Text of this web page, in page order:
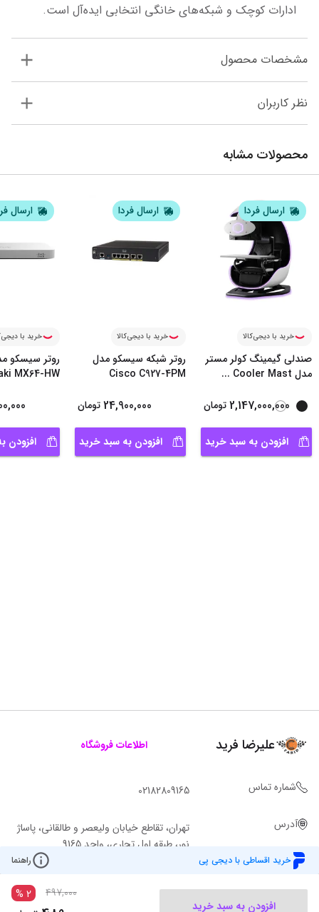
ادارات کوچک و شبکه‌های خانگی انتخابی ایده‌آل است.
مشخصات محصول
نظر کاربران
محصولات مشابه
ارسال فردا
خرید با دیجی‌کالا
صندلی گیمینگ کولر مستر
مدل Cooler Mast
...
2,147,000,000 تومان
افزودن به سبد خرید
ارسال فردا
خرید با دیجی‌کالا
روتر شبکه سیسکو مدل
Cisco C927-4PM
24,900,000 تومان
افزودن به سبد خرید
ارسال
خرید با
MX64-HW
افزودن
خرید اقساطی با دیجی پی راهنما
افزودن به سبد خرید
497,000
2
%
علیرضا فرید اطلاعات فروشگاه
شماره تماس 02182809165
آدرس
تهران، تقاطع خیابان ولیعصر و طالقانی، پاساژ
نور، طبقه اول تجاری، واحد 9165